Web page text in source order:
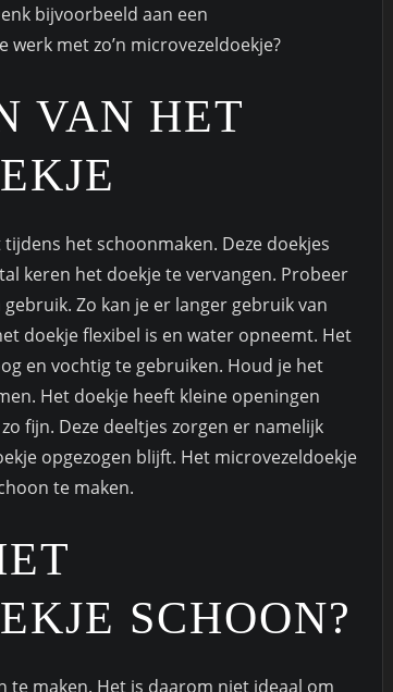
bijvoorbeeld aan een
met zo’n microvezeldoekje?
VAN HET
het schoonmaken. Deze doekjes
keren het doekje te vervangen. Probeer
Zo kan je er langer gebruik van
doekje flexibel is en water opneemt. Het
en vochtig te gebruiken. Houd je het
Het doekje heeft kleine openingen
fijn. Deze deeltjes zorgen er namelijk
opgezogen blijft. Het microvezeldoekje
te maken.
SCHOON?
te maken. Het is daarom niet ideaal om